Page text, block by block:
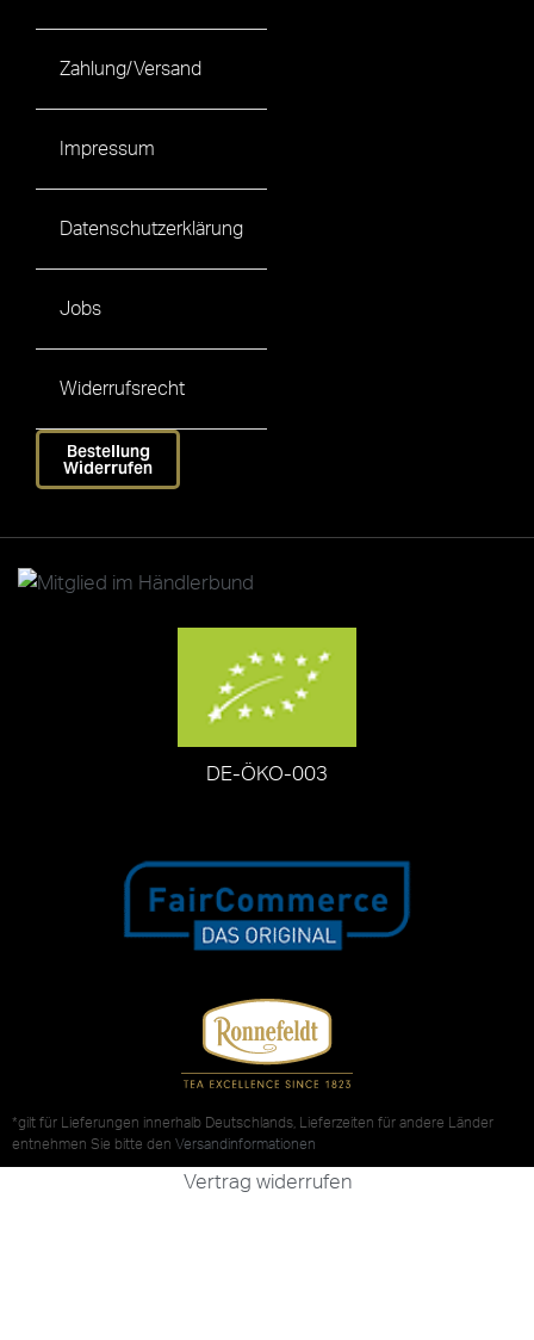
Zahlung/Versand
Impressum
Datenschutzerklärung
Jobs
Widerrufsrecht
Bestellung
Widerrufen
DE-ÖKO-003
*gilt für Lieferungen innerhalb Deutschlands, Lieferzeiten für andere Länder
entnehmen Sie bitte den Versandinformationen
Vertrag widerrufen